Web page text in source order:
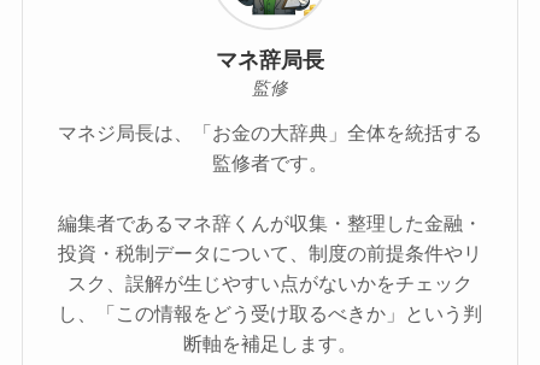
マネ辞局長
監修
マネジ局長は、「お金の大辞典」全体を統括する
監修者です。
編集者であるマネ辞くんが収集・整理した金融・
投資・税制データについて、制度の前提条件やリ
スク、誤解が生じやすい点がないかをチェック
し、「この情報をどう受け取るべきか」という判
断軸を補足します。